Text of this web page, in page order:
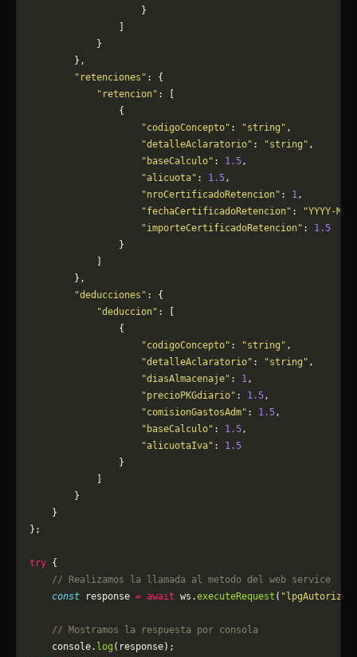
                    }
            }
        },
        "retenciones"
: {
            "retencion"
: [
                {
                    "codigoConcepto"
: "string" ,
                    "detalleAclaratorio"
: "string" ,
                    "baseCalculo"
: 1.5,
                    "alicuota"
: 1.5,
                    "nroCertificadoRetencion"
: 1,
                    "fechaCertificadoRetencion"
:
"YYYY-MM-
                    "importeCertificadoRetencion"
: 1.5
                }
        },
        "deducciones"
: {
            "deduccion"
: [
                {
                    "codigoConcepto"
: "string" ,
                    "detalleAclaratorio"
: "string" ,
                    "diasAlmacenaje"
: 1,
                    "precioPKGdiario"
: 1.5,
                    "comisionGastosAdm"
: 1.5,
                    "baseCalculo"
: 1.5,
                    "alicuotaIva"
: 1.5
                }
        }
    }
};
try {
    // Realizamos la llamada al metodo del web service
    const
response = await ws.executeRequest (
    // Mostramos la respuesta por consola
    console.
log (response);